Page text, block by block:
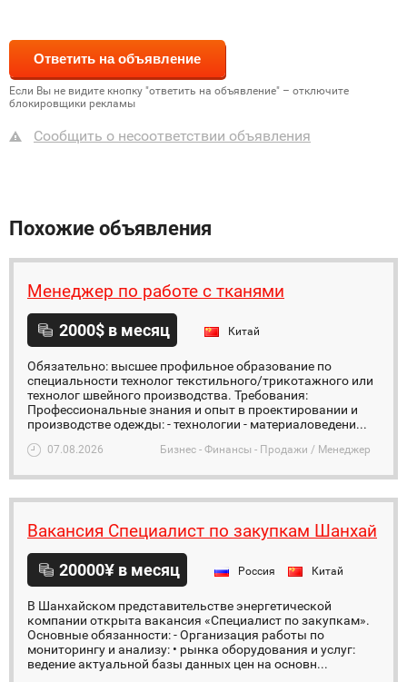
Если Вы не видите кнопку "ответить на объявление" – отключите
блокировщики рекламы
Сообщить о несоответствии объявления
Похожие объявления
Менеджер по работе с тканями
2000$ в месяц Китай
Обязательно: высшее профильное образование по
специальности технолог текстильного/трикотажного или
технолог швейного производства. Требования:
Профессиональные знания и опыт в проектировании и
производстве одежды: - технологии - материаловедени...
07.08.2026 Бизнес - Финансы - Продажи / Менеджер
Вакансия Специалист по закупкам Шанхай
20000¥ в месяц Россия Китай
В Шанхайском представительстве энергетической
компании открыта вакансия «Специалист по закупкам».
Основные обязанности: - Организация работы по
мониторингу и анализу: • рынка оборудования и услуг:
ведение актуальной базы данных цен на основн...